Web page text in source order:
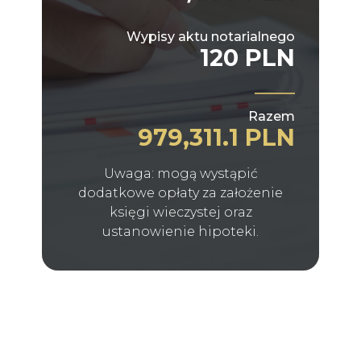
Wypisy aktu notarialnego
120 PLN
Razem
979,311.1 PLN
Uwaga: mogą wystąpić
dodatkowe opłaty za założenie
księgi wieczystej oraz
ustanowienie hipoteki.